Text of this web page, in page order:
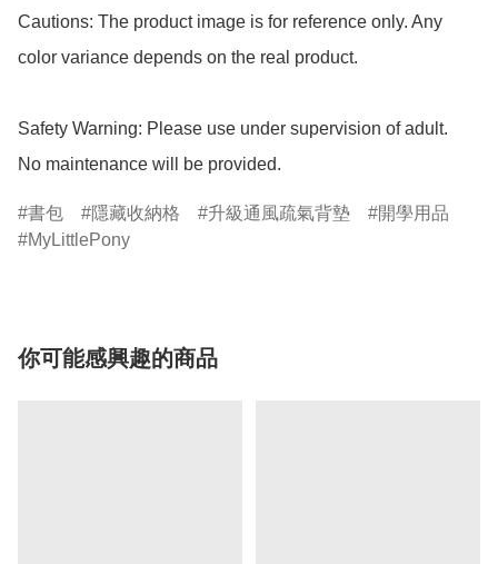
Cautions: The product image is for reference only. Any
color variance depends on the real product.
Safety Warning: Please use under supervision of adult.
No maintenance will be provided.
書包 隱藏收納格 升級通風疏氣背墊
開學用品
MyLittlePony
你可能感興趣的商品